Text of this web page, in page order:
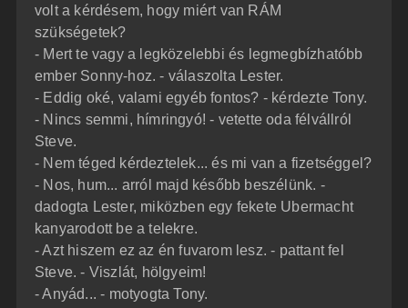
volt a kérdésem, hogy miért van RÁM
szükségetek?
- Mert te vagy a legközelebbi és legmegbízhatóbb
ember Sonny-hoz. - válaszolta Lester.
- Eddig oké, valami egyéb fontos? - kérdezte Tony.
- Nincs semmi, hímringyó! - vetette oda félvállról
Steve.
- Nem téged kérdeztelek... és mi van a fizetséggel?
- Nos, hum... arról majd később beszélünk. -
dadogta Lester, miközben egy fekete Ubermacht
kanyarodott be a telekre.
- Azt hiszem ez az én fuvarom lesz. - pattant fel
Steve. - Viszlát, hölgyeim!
- Anyád... - motyogta Tony.